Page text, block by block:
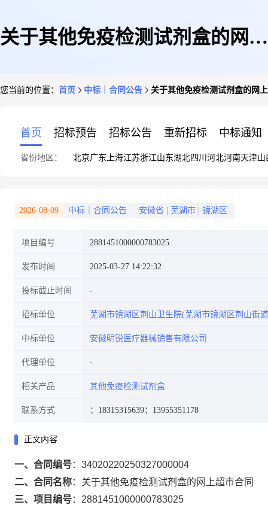
关于其他免疫检测试剂盒的网上
您当前的位置： 首页 中标｜合同公告 关于其他免疫检测试剂盒的网
首页 招标预告 招标公告 重新招标 中标通知
省份地区： 北京广东 上海江苏浙江山东湖北四川 河北河南天津山
2026-08-09 中标｜合同公告 安徽省 芜湖市 镜湖区
项目编号 2881451000000783025
发布时间 2025-03-27 14:22:32
投标截止时间
招标单位 芜湖市镜湖区荆山卫生院(芜湖市镜湖区荆山街
中标单位 安徽明锐医疗器械销售有限公司
代理单位
相关产品 其他免疫检测试剂盒
联系方式 ：18315315639：13955351178
正文内容
一、合同编号： 34020220250327000004
二、合同名称： 关于其他免疫检测试剂盒的网上超市合同
三、项目编号： 2881451000000783025